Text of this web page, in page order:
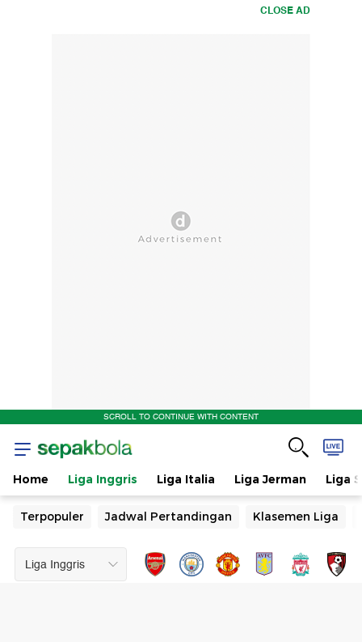
CLOSE AD
SCROLL TO CONTINUE WITH CONTENT
Home Liga Inggris Liga Italia Liga Jerman Liga
Terpopuler Jadwal Pertandingan Klasemen Liga